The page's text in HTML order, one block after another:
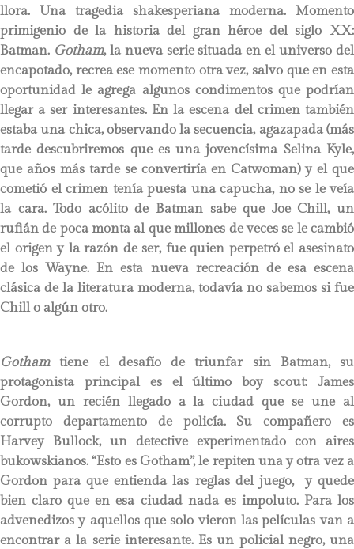
llora. Una tragedia shakesperiana moderna. Momento
primigenio de la historia del gran héroe del siglo XX:
Batman. Gotham, la nueva serie situada en el universo del
encapotado, recrea ese momento otra vez, salvo que en esta
oportunidad le agrega algunos condimentos que podrían
llegar a ser interesantes. En la escena del crimen también
estaba una chica, observando la secuencia, agazapada (más
tarde descubriremos que es una jovencísima Selina Kyle,
que años más tarde se convertiría en Catwoman) y el que
cometió el crimen tenía puesta una capucha, no se le veía
la cara. Todo acólito de Batman sabe que Joe Chill, un
rufián de poca monta al que millones de veces se le cambió
el origen y la razón de ser, fue quien perpetró el asesinato
de los Wayne. En esta nueva recreación de esa escena
clásica de la literatura moderna, todavía no sabemos si fue
Chill o algún otro.
Gotham tiene el desafío de triunfar sin Batman, su
protagonista principal es el último boy scout: James
Gordon, un recién llegado a la ciudad que se une al
corrupto departamento de policía. Su compañero es
Harvey Bullock, un detective experimentado con aires
bukowskianos. “Esto es Gotham”, le repiten una y otra vez a
Gordon para que entienda las reglas del juego, y quede
bien claro que en esa ciudad nada es impoluto. Para los
advenedizos y aquellos que solo vieron las películas van a
encontrar a la serie interesante. Es un policial negro, una